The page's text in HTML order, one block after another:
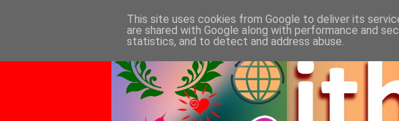
This site uses cookies from Google to deliver its
are shared with Google along with performance and
statistics, and to detect and address abuse.